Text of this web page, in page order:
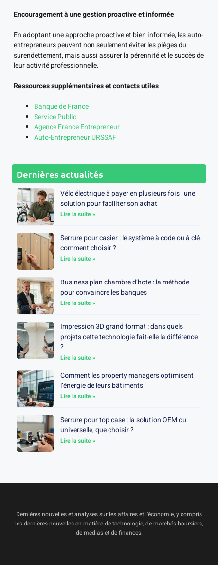
Encouragement à une gestion proactive et informée
En adoptant une approche proactive et bien informée, les auto-
entrepreneurs peuvent non seulement éviter les pièges du
surendettement, mais aussi assurer la pérennité et le succès de
leur activité professionnelle.
Ressources supplémentaires et contacts utiles
Banque de France
Service Public
Agence France Entrepreneur
Auto-Entrepreneur URSSAF
Dernières actualités
Vélo électrique à payer en plusieurs fois : une
solution pour faciliter son achat
Lire la suite »
Serrure pour casier : le système à code ou à clé,
comment choisir ?
Lire la suite »
Business plan chambre d’hote : la méthode
pour convaincre les banques
Lire la suite »
Impression 3D grand format : dans quels
projets cette technologie fait-elle la différence
?
Lire la suite »
Comment les property managers optimisent
l’énergie de leurs bâtiments
Lire la suite »
Serrure pour top case : la solution OEM ou
universelle, que choisir ?
Lire la suite »
Dernières nouvelles et analyses sur les affaires et l’économie, y compris
les dernières nouvelles en matière de technologie, de marchés boursiers,
de médias et de finances.